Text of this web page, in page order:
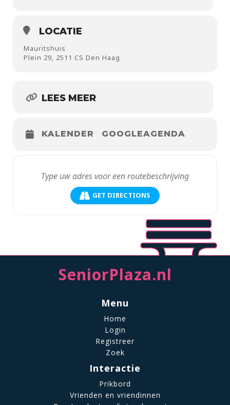
LOCATIE
Mauritshuis
Plein 29, 2511 CS Den Haag
LEES MEER
KALENDER GOOGLEAGENDA
GET DIRECTIONS
SeniorPlaza.nl
Menu
Home
Login
Registreer
Zoek
Interactie
Prikbord
Vrienden en vriendinnen